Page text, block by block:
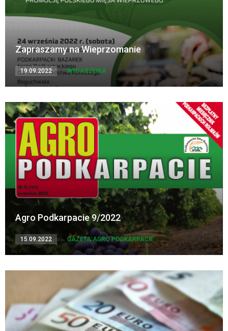
Zapraszamy na Wieprzomanie
19.09.2022 WYDARZENIA
Agro Podkarpacie 9/2022
15.09.2022 GAZETA AGRO PODKARPACIE